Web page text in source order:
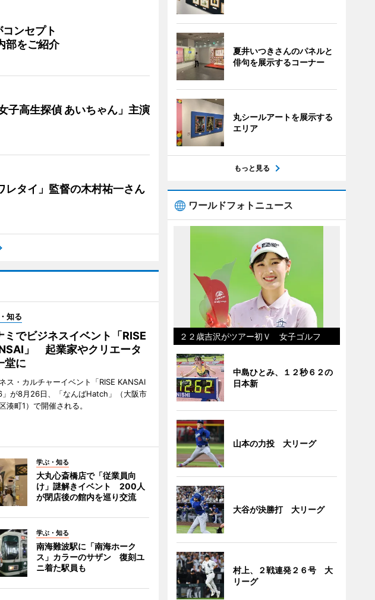
ンセプト
部をご紹介
子高生探偵 あいちゃん」主演
レタイ」監督の木村祐一さん
知る
ミでビジネスイベント「RISE
」 起業家やクリエータ
堂に
ス・カルチャーイベント「RISE KANSAI
が8月26日、「なんばHatch」（大阪市
湊町1）で開催される。
学ぶ・知る
大丸心斎橋店で「従業員向
け」謎解きイベント 200人
が閉店後の館内を巡り交流
学ぶ・知る
南海難波駅に「南海ホーク
ス」カラーのサザン 復刻ユ
ニ着た駅員も
夏井いつきさんのパネルと
俳句を展示するコーナー
丸シールアートを展示する
エリア
もっと見る
ワールドフォトニュース
２２歳吉沢がツアー初Ｖ 女子ゴルフ
中島ひとみ、１２秒６２の
日本新
山本の力投 大リーグ
大谷が決勝打 大リーグ
村上、２戦連発２６号 大
リーグ